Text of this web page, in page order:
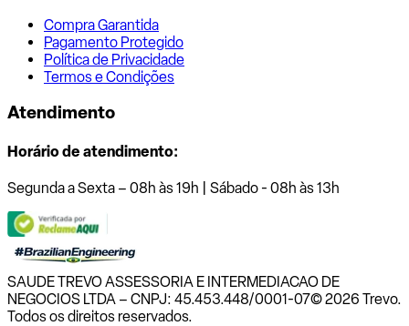
Compra Garantida
Pagamento Protegido
Política de Privacidade
Termos e Condições
Atendimento
Horário de atendimento:
Segunda a Sexta – 08h às 19h | Sábado - 08h às 13h
SAUDE TREVO ASSESSORIA E INTERMEDIACAO DE
NEGOCIOS LTDA – CNPJ: 45.453.448/0001-07© 2026 Trevo.
Todos os direitos reservados.